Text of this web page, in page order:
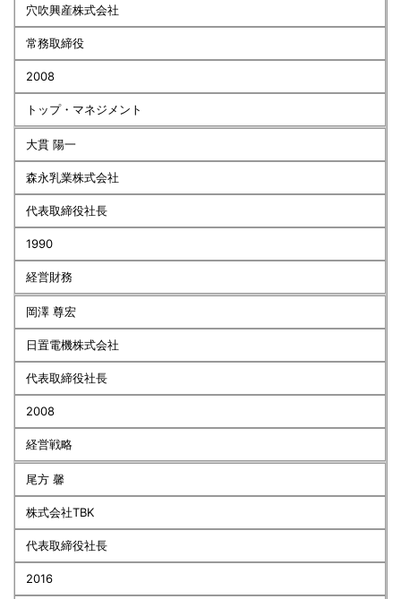
穴吹興産株式会社
常務取締役
2008
トップ・マネジメント
大貫 陽一
森永乳業株式会社
代表取締役社長
1990
経営財務
岡澤 尊宏
日置電機株式会社
代表取締役社長
2008
経営戦略
尾方 馨
株式会社TBK
代表取締役社長
2016